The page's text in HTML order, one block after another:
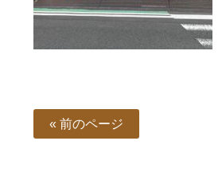
« 前のページ